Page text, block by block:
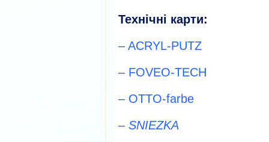
Технічні карти:
– ACRYL-PUTZ
– FOVEO-TECH
– OTTO-farbe
– SNIEZKA